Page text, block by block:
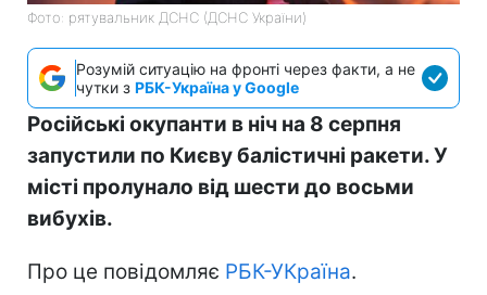
Фото: рятувальник ДСНС (ДСНС України)
Розумій ситуацію на фронті через факти, а не
чутки з РБК-Україна у Google
Російські окупанти в ніч на 8 серпня
запустили по Києву балістичні ракети. У
місті пролунало від шести до восьми
вибухів.
Про це повідомляє РБК-УКраїна.